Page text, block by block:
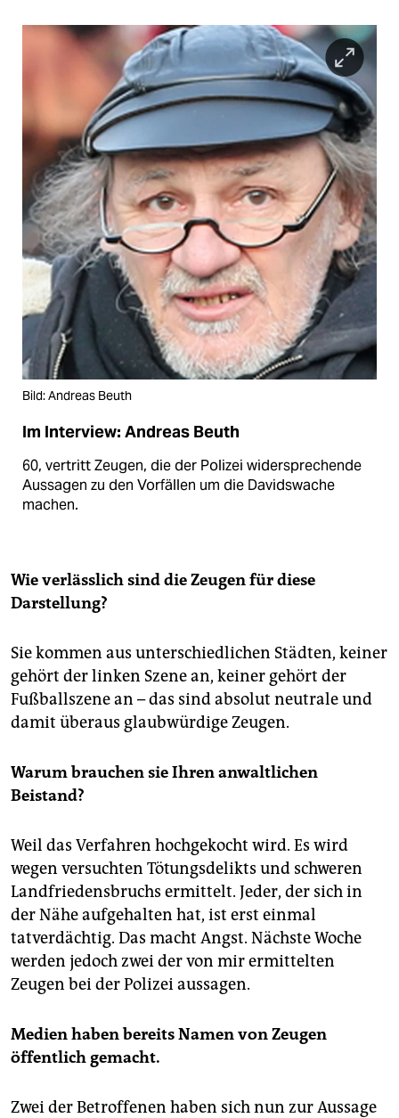
Bild: Andreas Beuth
Im Interview: Andreas Beuth
60, vertritt Zeugen, die der Polizei widersprechende
Aussagen zu den Vorfällen um die Davidswache
machen.
Wie verlässlich sind die Zeugen für diese
Darstellung?
Sie kommen aus unterschiedlichen Städten, keiner
gehört der linken Szene an, keiner gehört der
Fußballszene an – das sind absolut neutrale und
damit überaus glaubwürdige Zeugen.
Warum brauchen sie Ihren anwaltlichen
Beistand?
Weil das Verfahren hochgekocht wird. Es wird
wegen versuchten Tötungsdelikts und schweren
Landfriedensbruchs ermittelt. Jeder, der sich in
der Nähe aufgehalten hat, ist erst einmal
tatverdächtig. Das macht Angst. Nächste Woche
werden jedoch zwei der von mir ermittelten
Zeugen bei der Polizei aussagen.
Medien haben bereits Namen von Zeugen
öffentlich gemacht.
Zwei der Betroffenen haben sich nun zur Aussage